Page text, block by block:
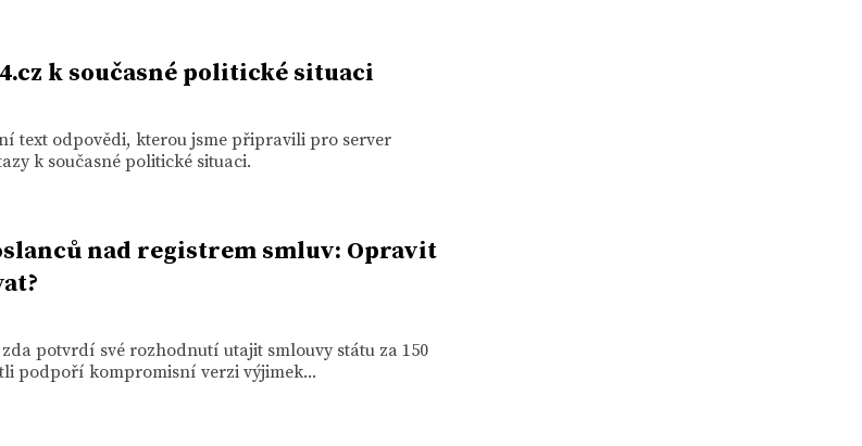
k současné politické situaci
text odpovědi, kterou jsme připravili pro server
k současné politické situaci.
nad registrem smluv: Opravit
potvrdí své rozhodnutí utajit smlouvy státu za 150
podpoří kompromisní verzi výjimek...